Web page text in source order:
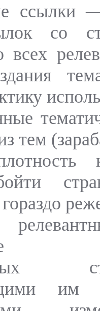
ссылки
со
тем
им